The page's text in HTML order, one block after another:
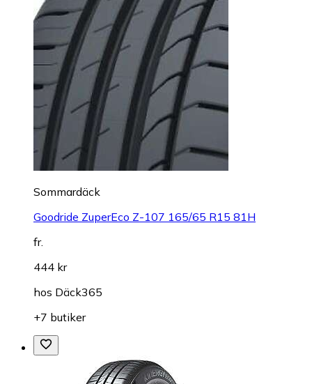
Sommardäck
Goodride ZuperEco Z-107 165/65 R15 81H
fr.
444 kr
hos Däck365
+7 butiker